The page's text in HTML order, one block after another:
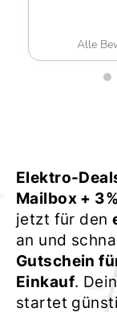
Alle
Elektro-
Mailbox +
jetzt für den
an und
Gutschein
Einkauf.
startet